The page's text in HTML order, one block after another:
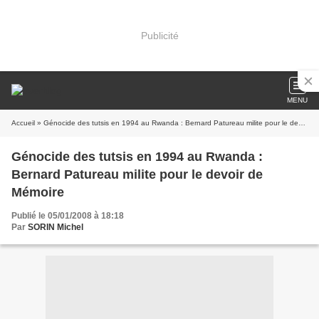
Publicité
MENU
Accueil » Génocide des tutsis en 1994 au Rwanda : Bernard Patureau milite pour le devoir de Mémoire
Génocide des tutsis en 1994 au Rwanda :
Bernard Patureau milite pour le devoir de
Mémoire
Publié le 05/01/2008 à 18:18
Par SORIN Michel